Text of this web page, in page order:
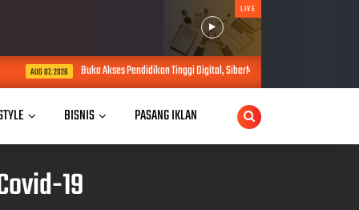
LIVE
Akses Pendidikan Tinggi Digital, SiberMu Tawarkan Kuliah S1 100 Persen Daring Bebas
BISNIS PASANG IKLAN
19